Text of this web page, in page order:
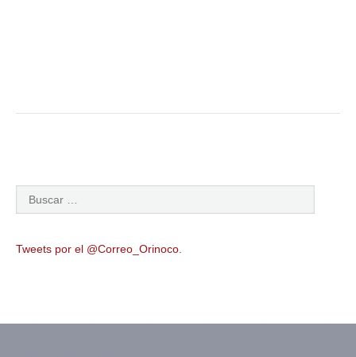
Tweets por el @Correo_Orinoco.